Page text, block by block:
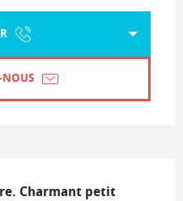
NOUS
Charmant petit